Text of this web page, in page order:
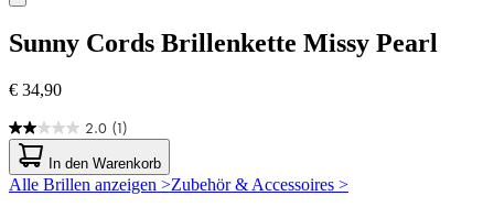
Sunny Cords Brillenkette Missy Pearl
€ 34,90
2.0 (1)
2.0
von
5
Sternen.
In den Warenkorb
Alle Brillen anzeigen >Zubehör & Accessoires >